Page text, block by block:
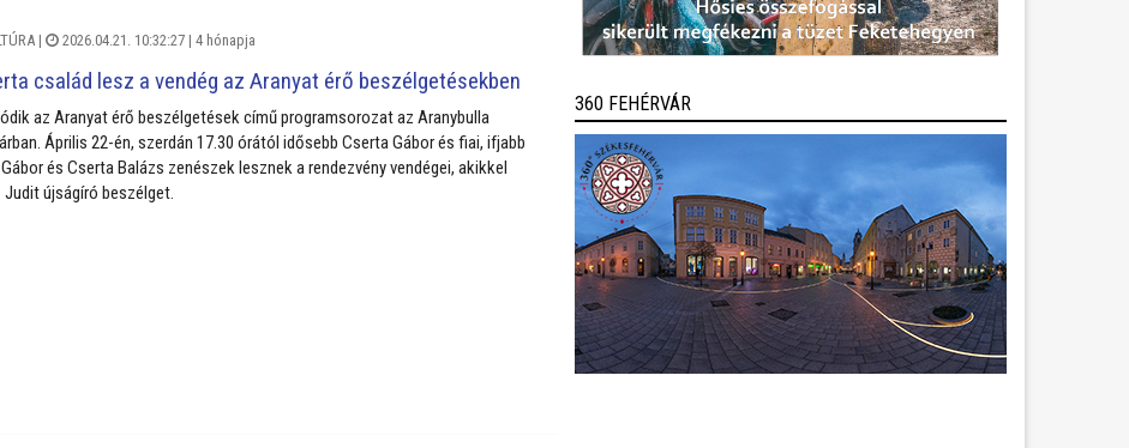
| 2026.04.21. 10:32:27 | 4 hónapja
család lesz a vendég az Aranyat érő beszélgetésekben
az Aranyat érő beszélgetések című programsorozat az Aranybulla
Április 22-én, szerdán 17.30 órától idősebb Cserta Gábor és fiai, ifjabb
és Cserta Balázs zenészek lesznek a rendezvény vendégei, akikkel
Judit újságíró beszélget.
360 FEHÉRVÁR